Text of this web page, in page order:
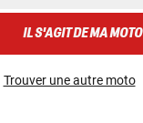
IL S'AGIT DE MA MOTO
Trouver une autre moto